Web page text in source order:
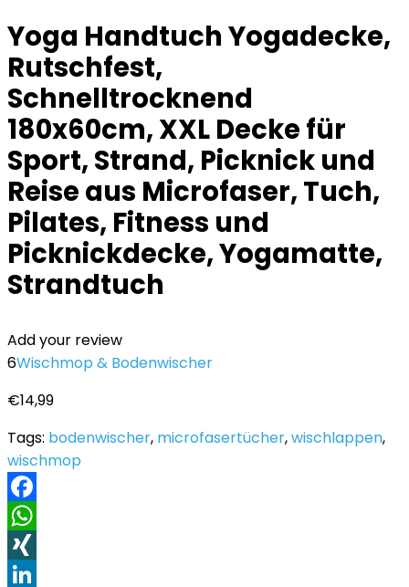
Yoga Handtuch Yogadecke,
Rutschfest,
Schnelltrocknend
180x60cm, XXL Decke für
Sport, Strand, Picknick und
Reise aus Microfaser, Tuch,
Pilates, Fitness und
Picknickdecke, Yogamatte,
Strandtuch
Add your review
6Wischmop & Bodenwischer
€14,99
Tags: bodenwischer, microfasertücher,wischlappen,
wischmop
Facebook
WhatsApp
XING